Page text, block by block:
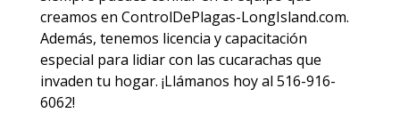
creamos en ControlDePlagas-LongIsland.com.
Además, tenemos licencia y capacitación
especial para lidiar con las cucarachas que
invaden tu hogar. ¡Llámanos hoy al 516-916-
6062!